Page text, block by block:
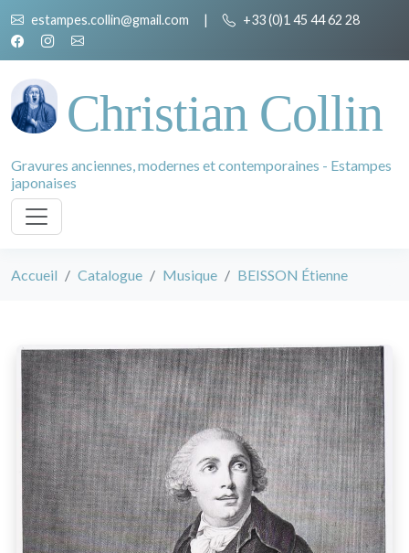
estampes.collin@gmail.com | +33 (0)1 45 44 62 28
Christian Collin
Gravures anciennes, modernes et contemporaines - Estampes
japonaises
Accueil Catalogue Musique BEISSON Étienne